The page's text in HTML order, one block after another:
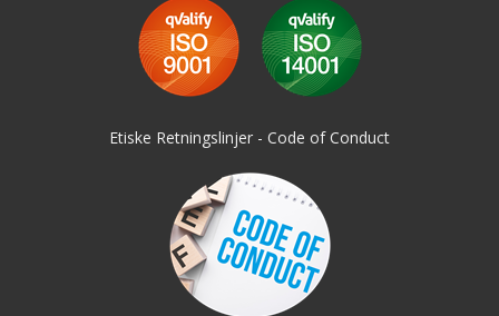
Etiske Retningslinjer - Code of Conduct